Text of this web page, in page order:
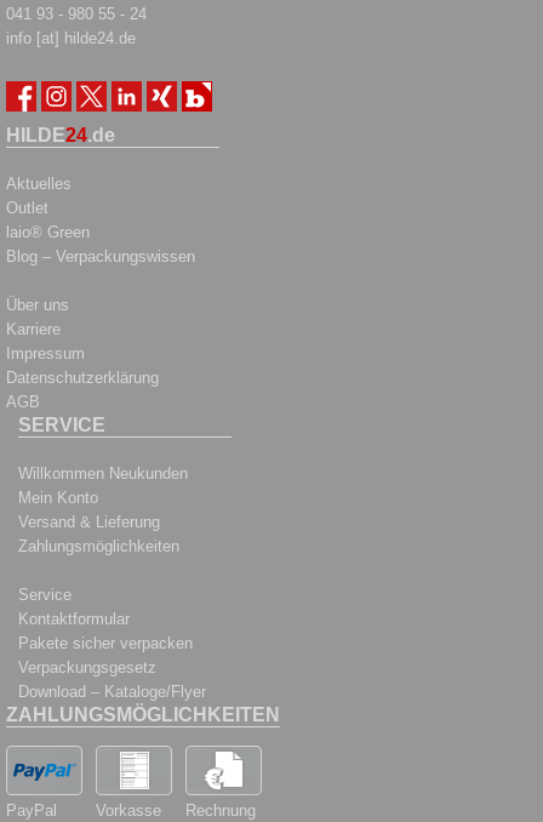
041 93 - 980 55 - 24
info [at] hilde24.de
HILDE24.de
Aktuelles
Outlet
laio® Green
Blog – Verpackungswissen
Über uns
Karriere
Impressum
Datenschutzerklärung
AGB
SERVICE
Willkommen Neukunden
Mein Konto
Versand & Lieferung
Zahlungsmöglichkeiten
Service
Kontaktformular
Pakete sicher verpacken
Verpackungsgesetz
Download – Kataloge/Flyer
ZAHLUNGSMÖGLICHKEITEN
PayPal Vorkasse Rechnung